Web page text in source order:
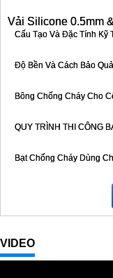
Vải Silicone 0.5mm
Cấu Tạo Và Đặc Tính Kỹ
Độ Bền Và Cách Bảo
Bông Chống Cháy Cho
QUY TRÌNH THI CÔNG
Bạt Chống Cháy Dùng
VIDEO